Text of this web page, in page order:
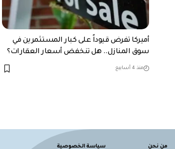
أميركا تفرض قيوداً على كبار المستثمرين في
سوق المنازل.. هل تنخفض أسعار العقارات؟
منذ 4 أسابيع
من نحن سياسة الخصوصية